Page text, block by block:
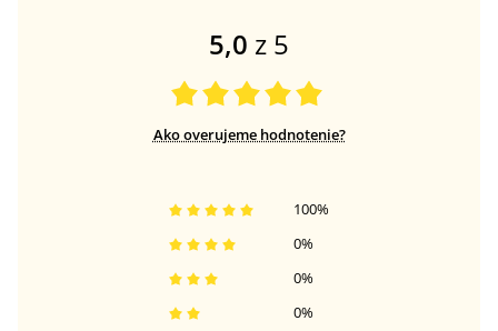
5,0 z 5
Ako overujeme hodnotenie?
0%
0%
0%
100%